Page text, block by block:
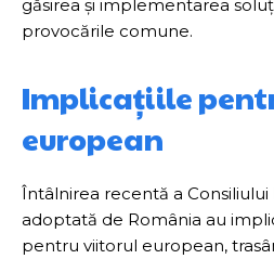
găsirea și implementarea
provocările comune.
Implicațiile
european
Întâlnirea recentă a
adoptată de România au
pentru viitorul european,